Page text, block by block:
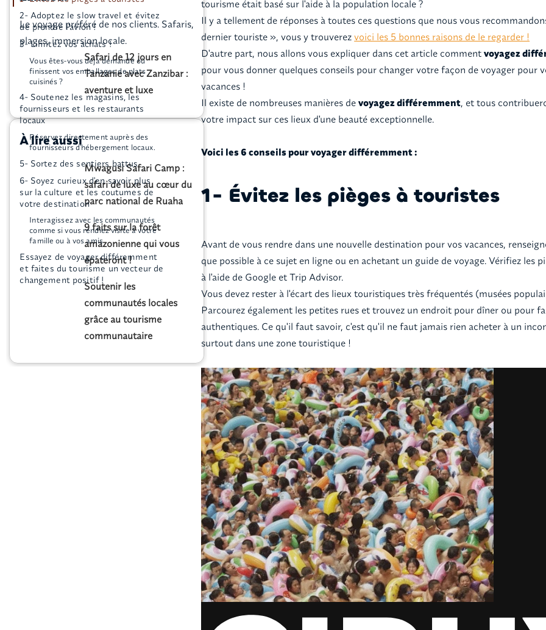
2- Adoptez le slow travel et évitez
de prendre l'avion !
3- Limitez vos achats !
Vous êtes-vous déjà demandé où
finissent vos emballages de plats
cuisinés ?
4- Soutenez les magasins, les
fournisseurs et les restaurants
locaux
Réservez directement auprès des
fournisseurs d'hébergement locaux.
5- Sortez des sentiers battus
6- Soyez curieux d'en savoir plus
sur la culture et les coutumes de
votre destination
Interagissez avec les communautés
comme si vous rendiez visite à votre
famille ou à vos amis
Essayez de voyager différemment
et faites du tourisme un vecteur de
changement positif !
tourisme était basé sur l'aide à la population locale ?
Il y a tellement de réponses à toutes ces questions que nous vous
dernier touriste », vous y trouverezvoici les 5 bonnes raisons de le regarder !
D'autre part, nous allons vous expliquer dans cet article commentvoyagez
pour vous donner quelques conseils pour changer votre façon de voyager pour
vacances !
Il existe de nombreuses manières devoyagez différemment, et tous
votre impact sur ces lieux d'une beauté exceptionnelle.
Voici les 6 conseils pour voyager différemment :
1- Évitez les pièges à touristes
Avant de vous rendre dans une nouvelle destination pour vos vacances,
que possible à ce sujet en ligne ou en achetant un guide de voyage. Vérifiez les
à l'aide de Google et Trip Advisor.
Vous devez rester à l'écart des lieux touristiques très fréquentés (musées
Parcourez également les petites rues et trouvez un endroit pour dîner ou pour
authentiques. Ce qu'il faut savoir, c'est qu'il ne faut jamais rien acheter à un
surtout dans une zone touristique !
Le voyage préféré de nos clients. Safaris,
plages, immersion locale.
Safari de 12 jours en
Tanzanie avec Zanzibar :
aventure et luxe
À lire aussi
Mwagusi Safari Camp :
safari de luxe au cœur du
parc national de Ruaha
9 faits sur la forêt
amazonienne qui vous
épateront !
Soutenir les
communautés locales
grâce au tourisme
communautaire